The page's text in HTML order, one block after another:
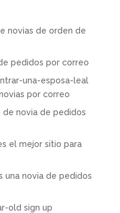
novias de orden de
pedidos por correo
una-esposa-leal
por correo
de novia de pedidos
el mejor sitio para
una novia de pedidos
old sign up